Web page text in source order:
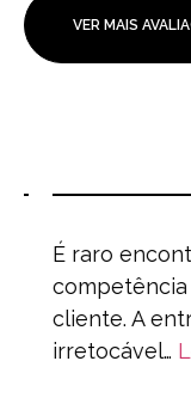
VER MAIS
É raro
competência
cliente. A
irretocável…